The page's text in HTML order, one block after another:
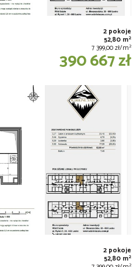
2 pokoje
52,80 m2
7 399,00 zł/m2
390 667 zł
2 pokoje
52,80 m2
2